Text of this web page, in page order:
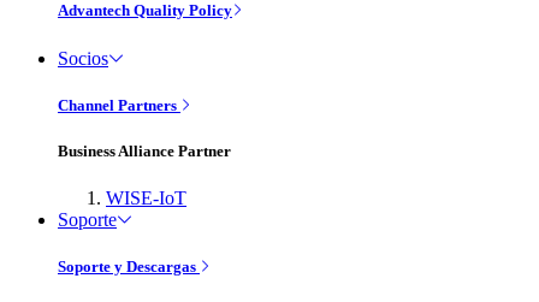
Advantech Quality Policy
Socios
Channel Partners
Business Alliance Partner
WISE-IoT
Soporte
Soporte y Descargas